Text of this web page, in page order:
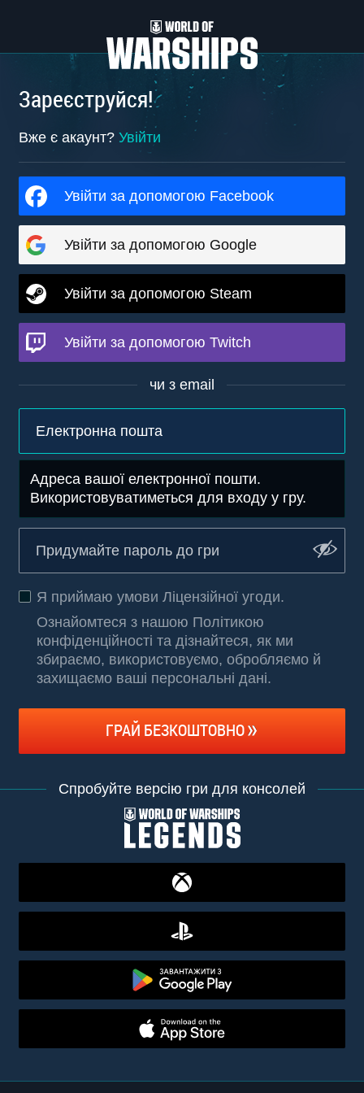
Зареєструйся!
Вже є акаунт? Увійти
Увійти за допомогою Facebook
Увійти за допомогою Google
Увійти за допомогою Steam
Увійти за допомогою Twitch
чи з email
Адреса вашої електронної пошти.
Використовуватиметься для входу у гру.
Я приймаю умови Ліцензійної угоди.
Ознайомтеся з нашою Політикою
конфіденційності та дізнайтеся, як ми
збираємо, використовуємо, обробляємо й
захищаємо ваші персональні дані.
ГРАЙ БЕЗКОШТОВНО
Спробуйте версію гри для консолей